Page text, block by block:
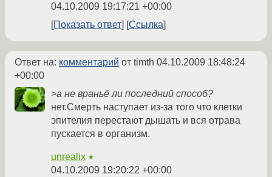
04.10.2009 19:17:21 +00:00
Показать ответ
Ссылка
Ответ на: комментарий от timth 04.10.2009 18:48:24
+00:00
>а не враньё ли последний способ?
нет.Смерть наступает из-за того что клетки
эпителия перестают дышать и вся отрава
пускается в организм.
unrealix ★
04.10.2009 19:20:22 +00:00